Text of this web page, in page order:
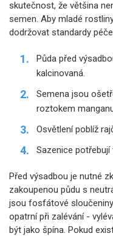
skutečnost, že většina
semen. Aby mladé
dodržovat standardy
Půda před
kalcinovaná.
Semena jsou
roztokem
Osvětlení poblíž
Sazenice
Před výsadbou je nutné
zakoupenou půdu s
jsou fosfátové
opatrní při zalévání -
být jako špína. Pokud